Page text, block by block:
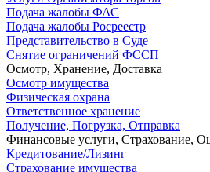
Подача жалобы ФАС
Подача жалобы Росреестр
Представительство в Суде
Снятие ограничений ФССП
Осмотр, Хранение, Доставка
Осмотр имущества
Физическая охрана
Ответственное хранение
Получение, Погрузка, Отправка
Финансовые услуги, Страхование,
Кредитование/Лизинг
Страхование имущества